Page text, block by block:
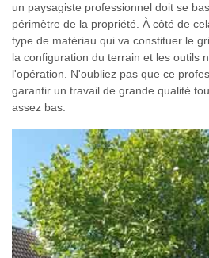
un paysagiste professionnel doit se
périmètre de la propriété. À côté de
type de matériau qui va constituer le
la configuration du terrain et les outils
l'opération. N'oubliez pas que ce
garantir un travail de grande qualité
assez bas.